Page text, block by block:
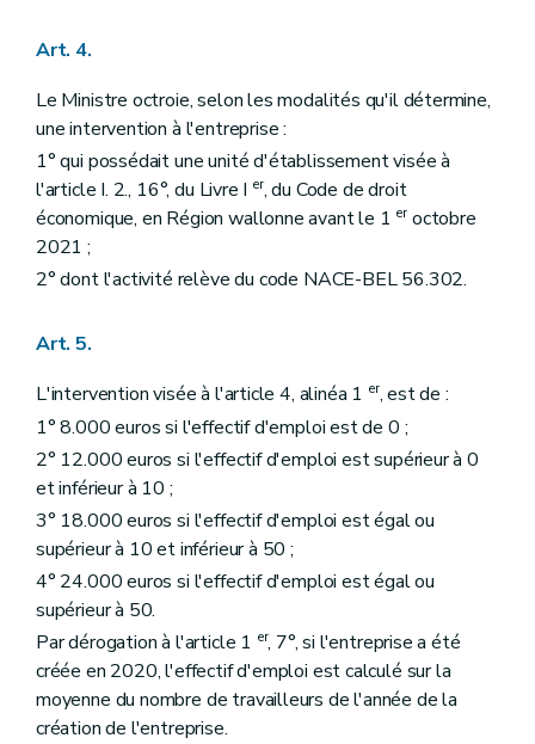
Art. 4.
Le Ministre octroie, selon les modalités qu'il détermine,
une intervention à l'entreprise :
1° qui possédait une unité d'établissement visée à
l'article I. 2., 16°, du Livre I er, du Code de droit
économique, en Région wallonne avant le 1 eroctobre
2021 ;
2° dont l'activité relève du code NACE-BEL 56.302.
Art. 5.
L'intervention visée à l'article 4, alinéa 1 er, est de :
1° 8.000 euros si l'effectif d'emploi est de 0 ;
2° 12.000 euros si l'effectif d'emploi est supérieur à 0
et inférieur à 10 ;
3° 18.000 euros si l'effectif d'emploi est égal ou
supérieur à 10 et inférieur à 50 ;
4° 24.000 euros si l'effectif d'emploi est égal ou
supérieur à 50.
Par dérogation à l'article 1 er, 7°, si l'entreprise a été
créée en 2020, l'effectif d'emploi est calculé sur la
moyenne du nombre de travailleurs de l'année de la
création de l'entreprise.